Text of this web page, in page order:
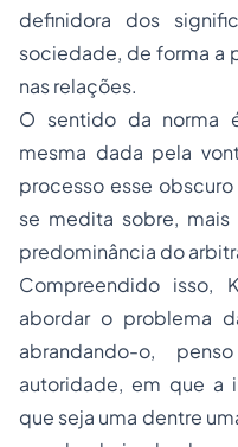
definidora dos
sociedade, de forma a
nas relações.
O sentido da norma
mesma dada pela
processo esse
se medita sobre,
predominância do
Compreendido isso,
abordar o problema
abrandando-o,
autoridade, em que a
que seja uma dentre